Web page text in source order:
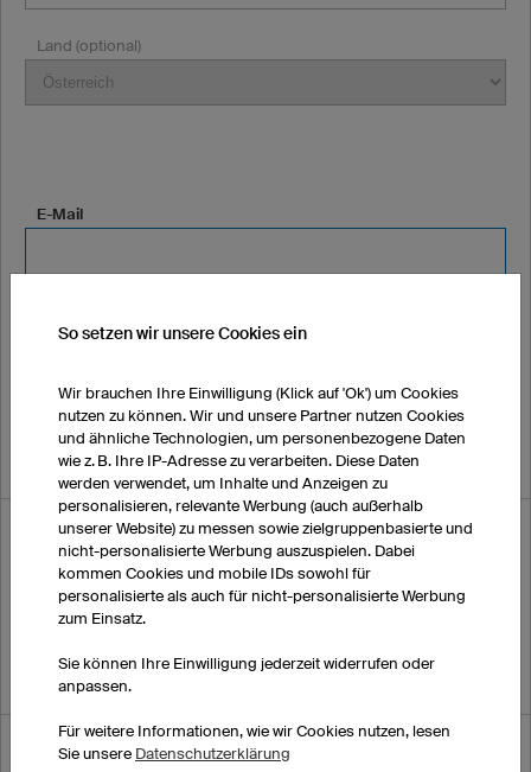
Land (optional)
E-Mail
Bitte prüfen Sie diesen in den nächsten Tagen regelmäßig.
Telefonnummer (optional)
Wie haben Sie von uns erfahren?
Sicherheitscode *
So setzen wir unsere Cookies ein
Wir brauchen Ihre Einwilligung (Klick auf 'Ok') um Cookies
nutzen zu können. Wir und unsere Partner nutzen Cookies
und ähnliche Technologien, um personenbezogene Daten
wie z. B. Ihre IP-Adresse zu verarbeiten. Diese Daten
werden verwendet, um Inhalte und Anzeigen zu
personalisieren, relevante Werbung (auch außerhalb
unserer Website) zu messen sowie zielgruppenbasierte und
nicht-personalisierte Werbung auszuspielen. Dabei
kommen Cookies und mobile IDs sowohl für
personalisierte als auch für nicht-personalisierte Werbung
zum Einsatz.
Sie können Ihre Einwilligung jederzeit widerrufen oder
anpassen.
Für weitere Informationen, wie wir Cookies nutzen, lesen
Sie unsere Datenschutzerklärung